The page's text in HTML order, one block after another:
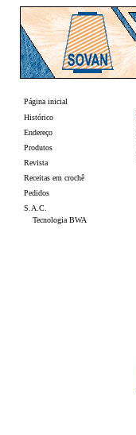
Página inicial
Histórico
Endereço
Produtos
Revista
Receitas em crochê
Pedidos
S.A.C.
Tecnologia BWA